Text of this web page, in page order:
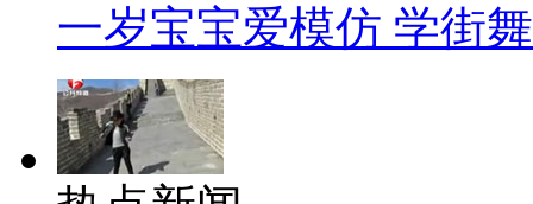
一岁宝宝爱模仿 学街